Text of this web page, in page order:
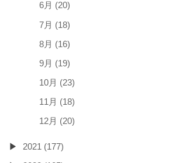
6月 (20)
7月 (18)
8月 (16)
9月 (19)
10月 (23)
11月 (18)
12月 (20)
2021 (177)